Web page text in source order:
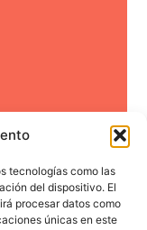
tecnologías como las
del dispositivo. El
procesar datos como
únicas en este
tu